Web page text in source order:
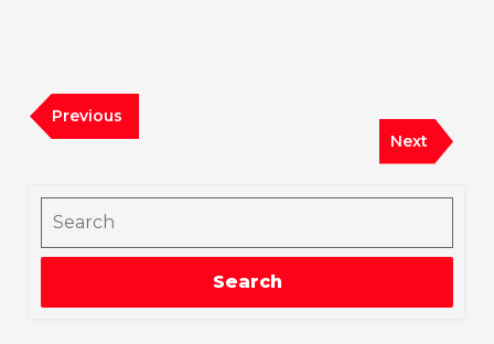
Điều
hướng
viết
Previous
Post
Previous
Next
Post
Next
Search
Search